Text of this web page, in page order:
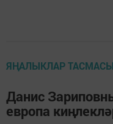
ЯҢАЛЫКЛАР ТАСМАСЫ
Данис
европа